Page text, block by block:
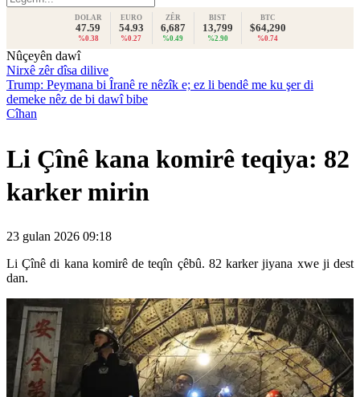
DOLAR
47.59
%0.38
EURO
54.93
%0.27
ZÊR
6,687
%0.49
BIST
13,799
%2.90
BTC
$64,290
%0.74
Nûçeyên dawî
Nirxê zêr dîsa dilive
Trump: Peymana bi Îranê re nêzîk e; ez li bendê me ku şer di
demeke nêz de bi dawî bibe
Cîhan
Li Çînê kana komirê teqiya: 82
karker mirin
23 gulan 2026 09:18
Li Çînê di kana komirê de teqîn çêbû. 82 karker jiyana xwe ji dest
dan.